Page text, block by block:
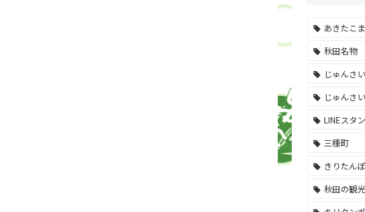
あきたこ
秋田名物
じゅんさ
じゅんさ
LINEスタ
三種町
きりたん
秋田の観光